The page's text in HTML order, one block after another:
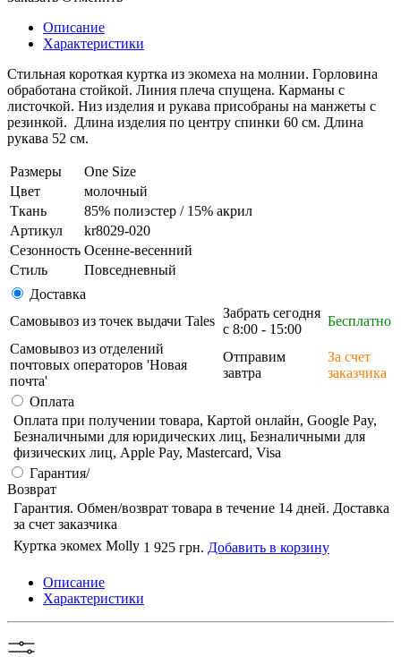
Описание
Характеристики
Стильная короткая куртка из экомеха на молнии. Горловина
обработана стойкой. Линия плеча спущена. Карманы с
листочкой. Низ изделия и рукава присобраны на манжеты с
резинкой. Длина изделия по центру спинки 60 см. Длина
рукава 52 см.
Размеры
One Size
Цвет
молочный
Ткань
85% полиэстер / 15% акрил
Артикул
kr8029-020
Сезонность Осенне-весенний
Стиль
Повседневный
Доставка
Самовывоз из точек выдачи Tales
Забрать сегодня
с 8:00 - 15:00
Бесплатно
Самовывоз из отделений
почтовых операторов 'Новая
почта'
Отправим
завтра
За счет
заказчика
Оплата
Оплата при получении товара, Картой онлайн, Google Pay,
Безналичными для юридических лиц, Безналичными для
физических лиц, Apple Pay, Mastercard, Visa
Гарантия/
Возврат
Гарантия. Обмен/возврат товара в течение 14 дней. Доставка
за счет заказчика
Куртка экомех Molly 1 925 грн. Добавить в корзину
Описание
Характеристики